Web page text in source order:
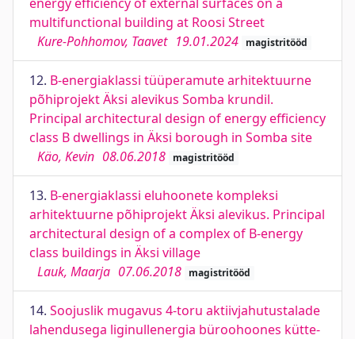
multifunctional building at Roosi Street
Kure-Pohhomov, Taavet 19.01.2024 magistritööd
12. B-energiaklassi tüüperamute arhitektuurne
põhiprojekt Äksi alevikus Somba krundil.
Principal architectural design of energy efficiency
class B dwellings in Äksi borough in Somba site
Käo, Kevin 08.06.2018 magistritööd
13. B-energiaklassi eluhoonete kompleksi
arhitektuurne põhiprojekt Äksi alevikus. Principal
architectural design of a complex of B-energy
class buildings in Äksi village
Lauk, Maarja 07.06.2018 magistritööd
14. Soojuslik mugavus 4-toru aktiivjahutustalade
lahendusega liginullenergia büroohoones kütte-